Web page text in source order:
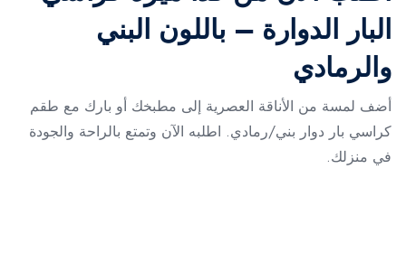
البار الدوارة – باللون البني
والرمادي
أضف لمسة من الأناقة العصرية إلى مطبخك أو بارك مع طقم
كراسي بار دوار بني/رمادي. اطلبه الآن وتمتع بالراحة والجودة
في منزلك.